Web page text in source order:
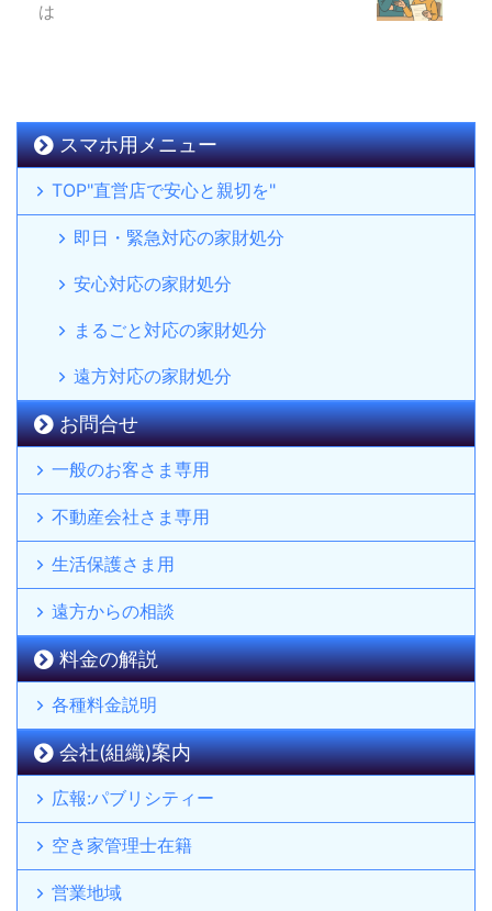
は
スマホ用メニュー
TOP"直営店で安心と親切を"
即日・緊急対応の家財処分
安心対応の家財処分
まるごと対応の家財処分
遠方対応の家財処分
お問合せ
一般のお客さま専用
不動産会社さま専用
生活保護さま用
遠方からの相談
料金の解説
各種料金説明
会社(組織)案内
広報:パブリシティー
空き家管理士在籍
営業地域